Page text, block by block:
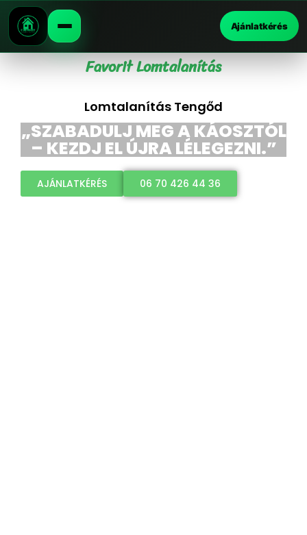
Ajánlatkérés
Favorit Lomtalanítás
Lomtalanítás Tengőd
„SZABADULJ MEG A KÁOSZTÓL
– KEZDJ EL ÚJRA LÉLEGEZNI.”
AJÁNLATKÉRÉS 06 70 426 44 36